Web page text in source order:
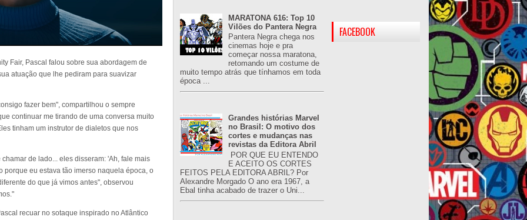
Fair, Pascal falou sobre sua abordagem de
atuação que lhe pediram para suavizar
fazer bem", compartilhou o sempre
continuar me tirando de uma conversa muito
tinham um instrutor de dialetos que nos
de lado... eles disseram: 'Ah, fale mais
porque eu estava tão imerso naquela época, o
do que já vimos antes", observou
recuar no sotaque inspirado no Atlântico
MARATONA 616: Top 10
Vilões do Pantera Negra
Pantera Negra chega nos
cinemas hoje e pra
começar nossa maratona,
retomando um costume de
muito tempo atrás que tínhamos em toda
época ...
Grandes histórias Marvel
no Brasil: O motivo dos
cortes e mudanças nas
revistas da Editora Abril
POR QUE EU ENTENDO
E ACEITO OS CORTES
FEITOS PELA EDITORA ABRIL? Por
Alexandre Morgado O ano era 1967, a
Ebal tinha acabado de trazer o Uni...
FACEBOOK